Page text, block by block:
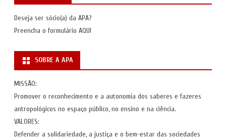
Deseja ser sócio(a) da APA?
Preencha o formulário AQUI
SOBRE A APA
MISSÃO:
Promover o reconhecimento e a autonomia dos saberes e fazeres
antropológicos no espaço público, no ensino e na ciência.
VALORES:
Defender a solidariedade, a justiça e o bem-estar das sociedades